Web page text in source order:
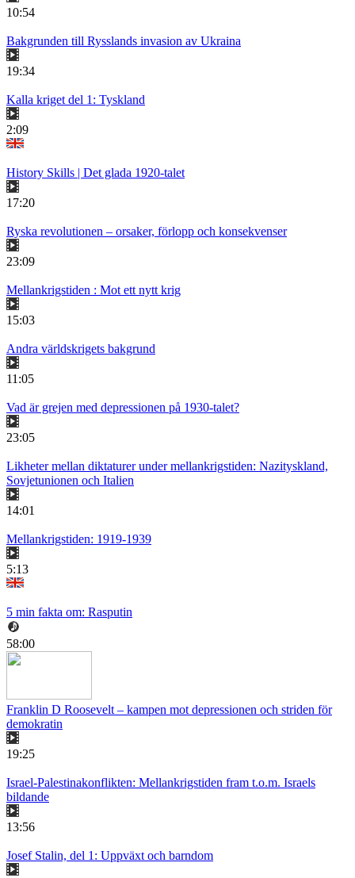
10:54
Bakgrunden till Rysslands invasion av Ukraina
19:34
Kalla kriget del 1: Tyskland
2:09
History Skills | Det glada 1920-talet
17:20
Ryska revolutionen – orsaker, förlopp och konsekvenser
23:09
Mellankrigstiden : Mot ett nytt krig
15:03
Andra världskrigets bakgrund
11:05
Vad är grejen med depressionen på 1930-talet?
23:05
Likheter mellan diktaturer under mellankrigstiden: Nazityskland,
Sovjetunionen och Italien
14:01
Mellankrigstiden: 1919-1939
5:13
5 min fakta om: Rasputin
58:00
Franklin D Roosevelt – kampen mot depressionen och striden för
demokratin
19:25
Israel-Palestinakonflikten: Mellankrigstiden fram t.o.m. Israels
bildande
13:56
Josef Stalin, del 1: Uppväxt och barndom